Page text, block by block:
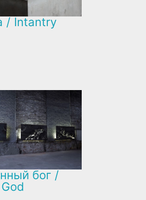
/ Intantry
бог /